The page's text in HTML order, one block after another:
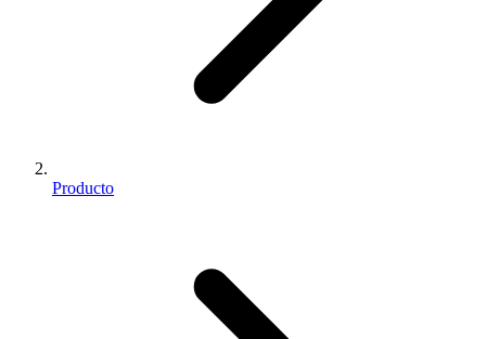
Producto